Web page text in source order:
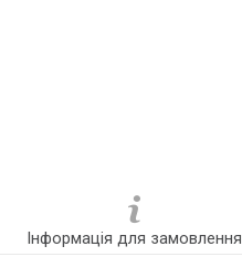
Інформація для замовлення